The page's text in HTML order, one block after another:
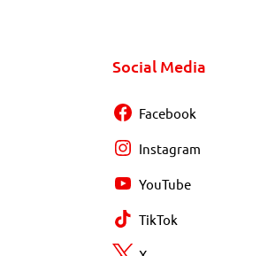
Social Media
Facebook
Instagram
YouTube
TikTok